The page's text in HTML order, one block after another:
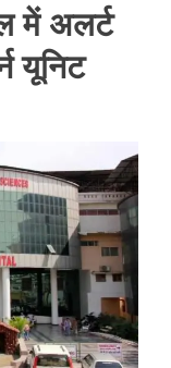
में अलर्ट
यूनिट